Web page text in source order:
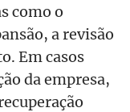
como o
a revisão
Em casos
da empresa,